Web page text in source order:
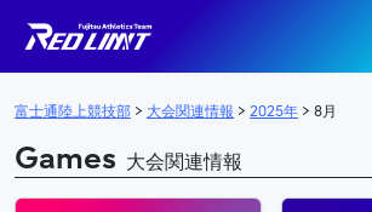
メインナビゲーション
陸
富士通陸上競技部 > 大会関連情報 > 2025年 > 8月
Games 大会関連情報